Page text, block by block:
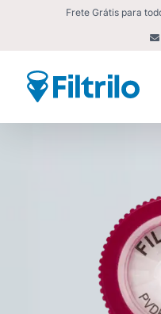
conteúdo
Frete Grátis para